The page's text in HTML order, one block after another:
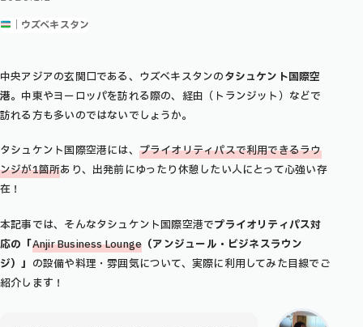
｜ウズベキスタン
中央アジアの玄関口である、ウズベキスタンのタシュケント国際空
港。中東やヨーロッパを訪れる際の、経由（トランジット）などで
訪れる方も多いのではないでしょうか。
タシュケント国際空港には、 プライオリティパスで利用できるラウ
ンジが1箇所あり、出発前にゆったり休憩したい人にとって心強い存
在！
本記事では、そんなタシュケント国際空港でプライオリティパス対
応の「Anjir Business Lounge （アンジュール・ビジネスラウン
ジ）」 の設備や料理・雰囲気について、実際に利用してみた目線でご
紹介します！